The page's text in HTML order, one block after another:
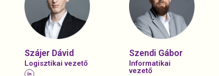
Szájer Dávid
Logisztikai vezető
Szendi Gábor
Informatikai
vezető